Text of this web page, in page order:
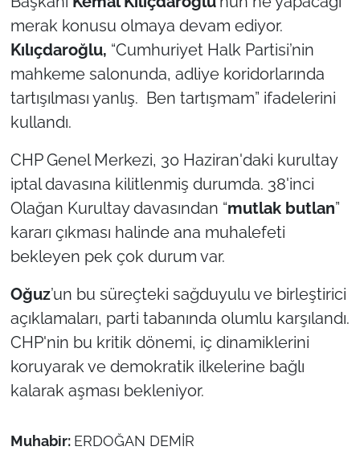
merak konusu olmaya devam ediyor.
Kılıçdaroğlu, “Cumhuriyet Halk Partisi’nin
mahkeme salonunda, adliye koridorlarında
tartışılması yanlış. Ben tartışmam” ifadelerini
kullandı.
CHP Genel Merkezi, 30 Haziran'daki kurultay
iptal davasına kilitlenmiş durumda. 38'inci
Olağan Kurultay davasından “mutlak butlan”
kararı çıkması halinde ana muhalefeti
bekleyen pek çok durum var.
Oğuz’un bu süreçteki sağduyulu ve birleştirici
açıklamaları, parti tabanında olumlu karşılandı.
CHP'nin bu kritik dönemi, iç dinamiklerini
koruyarak ve demokratik ilkelerine bağlı
kalarak aşması bekleniyor.
Muhabir: ERDOĞAN DEMİR